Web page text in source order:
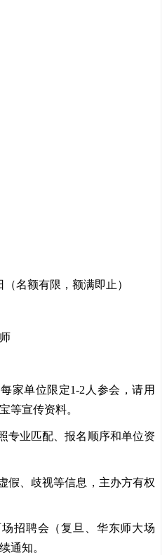
（名额有限，额满即止）
家单位限定1-2人参会，请用
等宣传资料。
专业匹配、报名顺序和单位资
假、歧视等信息，主办方有权
招聘会（复旦、华东师大场
通知。